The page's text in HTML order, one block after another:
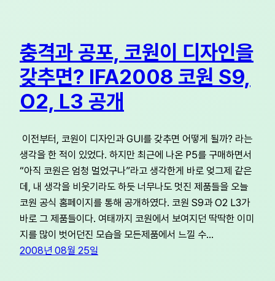
충격과 공포, 코원이 디자인을
갖추면? IFA2008 코원 S9,
O2, L3 공개
이전부터, 코원이 디자인과 GUI를 갖추면 어떻게 될까? 라는
생각을 한 적이 있었다. 하지만 최근에 나온 P5를 구매하면서
“아직 코원은 엄청 멀었구나”라고 생각한게 바로 엊그제 같은
데, 내 생각을 비웃기라도 하듯 너무나도 멋진 제품들을 오늘
코원 공식 홈페이지를 통해 공개하였다. 코원 S9과 O2 L3가
바로 그 제품들이다. 여태까지 코원에서 보여지던 딱딱한 이미
지를 많이 벗어던진 모습을 모든제품에서 느낄 수…
2008년 08월 25일